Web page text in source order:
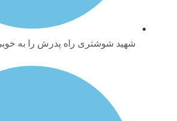
شهید شوشتری راه پدرش را به خوبی ادامه